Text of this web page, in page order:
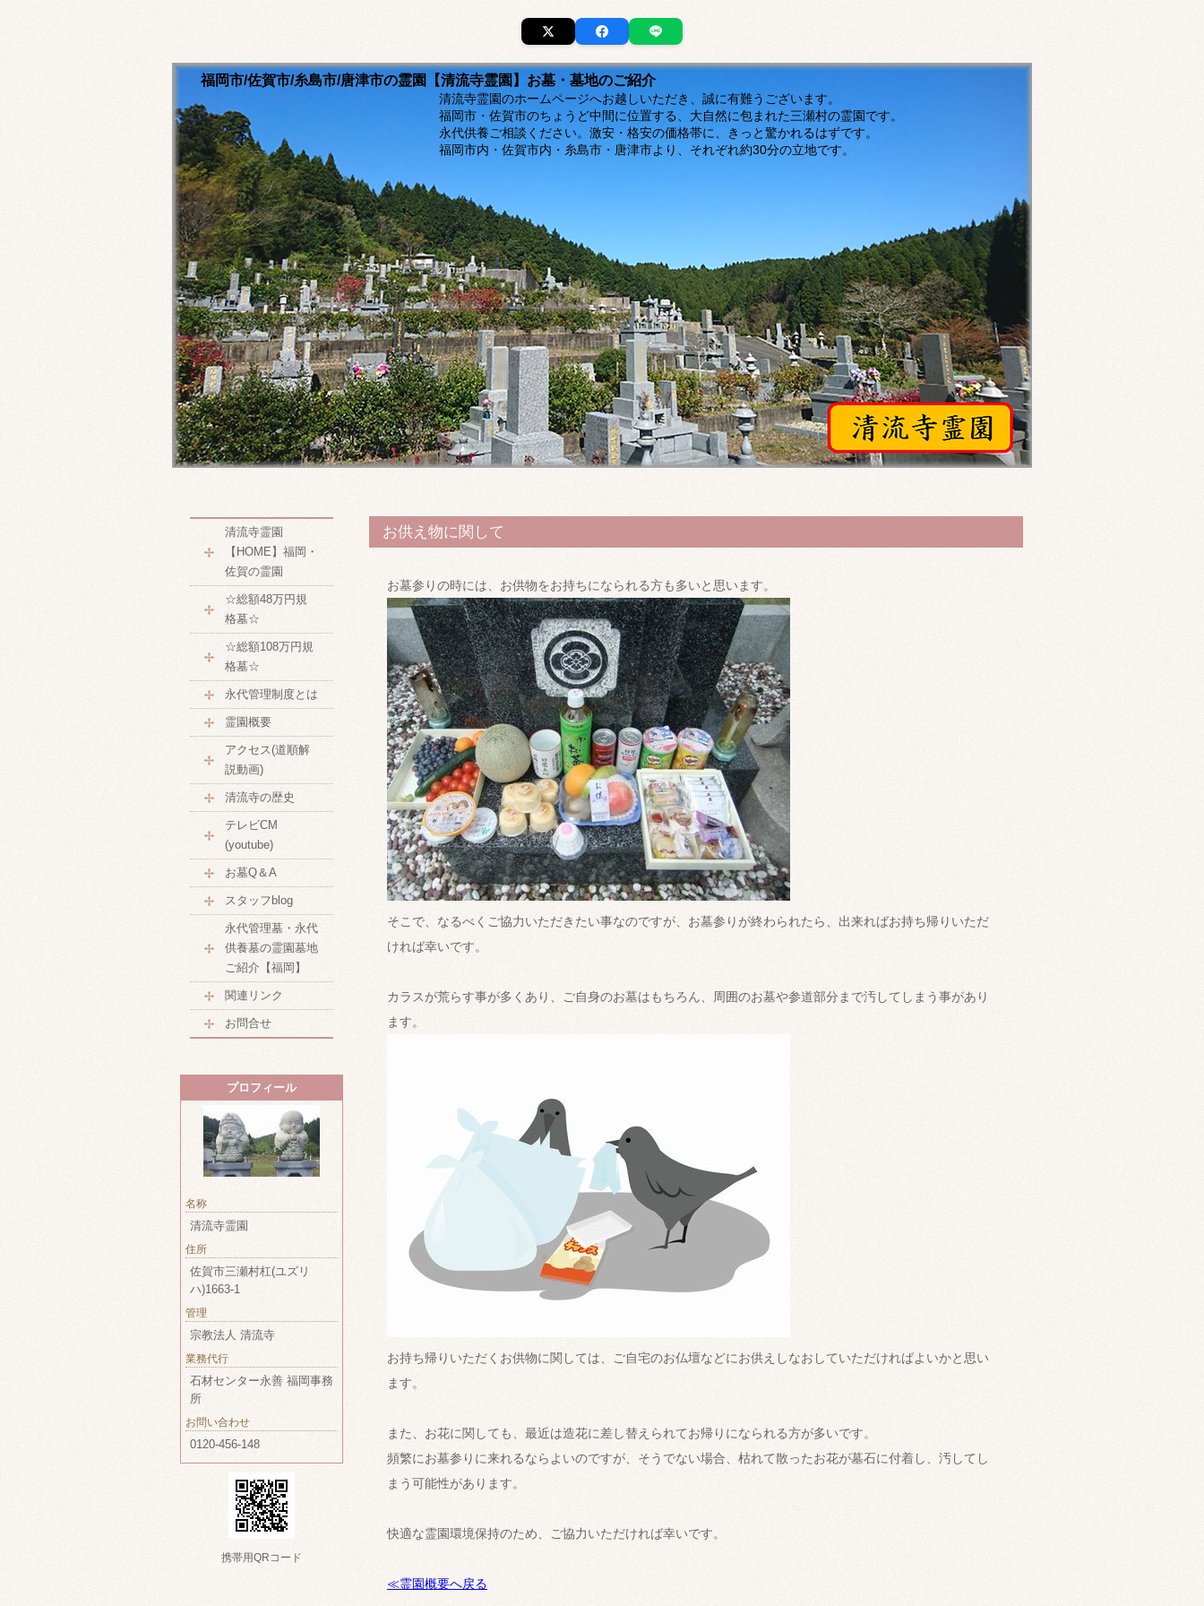
福岡市/佐賀市/糸島市/唐津市の霊園【清流寺霊園】お墓・墓地のご紹介
清流寺霊園のホームページへお越しいただき、誠に有難うございます。
福岡市・佐賀市のちょうど中間に位置する、大自然に包まれた三瀬村の霊園です。
永代供養ご相談ください。激安・格安の価格帯に、きっと驚かれるはずです。
福岡市内・佐賀市内・糸島市・唐津市より、それぞれ約30分の立地です。
お供え物に関して
お墓参りの時には、お供物をお持ちになられる方も多いと思います。
そこで、なるべくご協力いただきたい事なのですが、お墓参りが終わられたら、出来ればお持ち帰りいただ
ければ幸いです。
カラスが荒らす事が多くあり、ご自身のお墓はもちろん、周囲のお墓や参道部分まで汚してしまう事があり
ます。
お持ち帰りいただくお供物に関しては、ご自宅のお仏壇などにお供えしなおしていただければよいかと思い
ます。
また、お花に関しても、最近は造花に差し替えられてお帰りになられる方が多いです。
頻繁にお墓参りに来れるならよいのですが、そうでない場合、枯れて散ったお花が墓石に付着し、汚してし
まう可能性があります。
快適な霊園環境保持のため、ご協力いただければ幸いです。
≪霊園概要へ戻る
清流寺霊園
【HOME】福岡・
佐賀の霊園
☆総額48万円規
格墓☆
☆総額108万円規
格墓☆
永代管理制度とは
霊園概要
アクセス(道順解
説動画)
清流寺の歴史
テレビCM
(youtube)
お墓Q＆A
スタッフblog
永代管理墓・永代
供養墓の霊園墓地
ご紹介【福岡】
関連リンク
お問合せ
プロフィール
名称
清流寺霊園
住所
佐賀市三瀬村杠(ユズリ
ハ)1663-1
管理
宗教法人 清流寺
業務代行
石材センター永善 福岡事務
所
お問い合わせ
0120-456-148
携帯用QRコード